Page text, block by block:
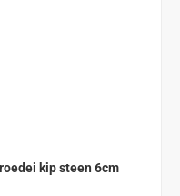
kip steen 6cm